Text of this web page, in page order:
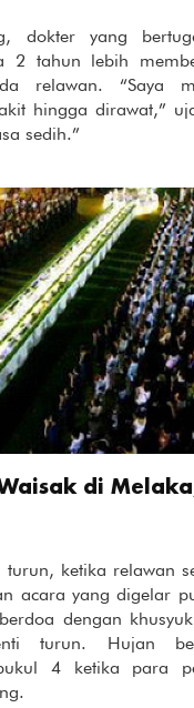
dokter yang
2 tahun lebih
relawan. “Saya
hingga dirawat,”
sedih.”
di
ketika relawan
acara yang digelar
dengan
turun. Hujan
4 ketika para